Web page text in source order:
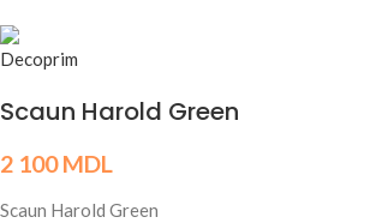
Scaun Harold Green
2 100MDL
Scaun Harold Green